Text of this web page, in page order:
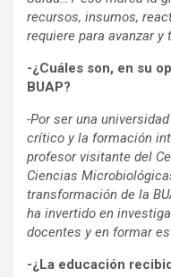
recursos, insumos,
requiere para avanzar y
-¿Cuáles son, en su
BUAP?
-Por ser una
crítico y la formación
profesor visitante del
Ciencias
transformación de la
ha invertido en
docentes y en formar
-¿La educación